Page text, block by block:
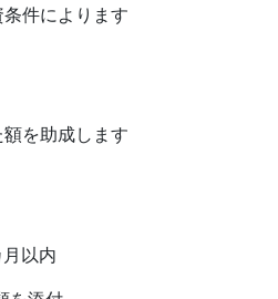
件によります
を助成します
以内